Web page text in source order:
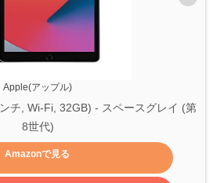
Apple(アップル)
チ, Wi-Fi, 32GB) - スペースグレイ (第
8世代)
Amazonで見る